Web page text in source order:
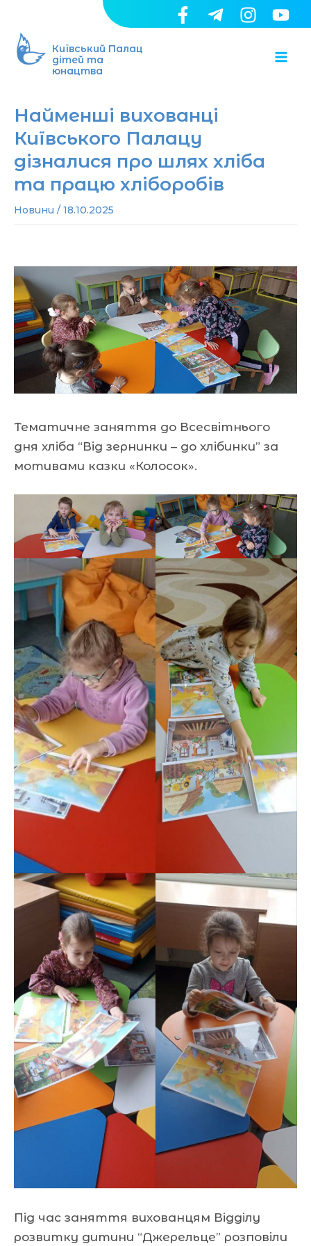
вмісту
Київський Палац
дітей та
юнацтва
Найменші вихованці
Київського Палацу
дізналися про шлях хліба
та працю хліборобів
Новини / 18.10.2025
Тематичне заняття до Всесвітнього
дня хліба “Від зернинки – до хлібинки” за
мотивами казки «Колосок».
Під час заняття вихованцям Відділу
розвитку дитини “Джерельце” розповіли